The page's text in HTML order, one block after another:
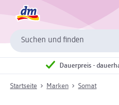
Suchen und finden
Dauerpreis -
Startseite Marken Somat